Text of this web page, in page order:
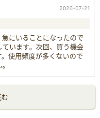
2026-07-21
にいることになったので
います。次回、買う機会
使用頻度が多くないので